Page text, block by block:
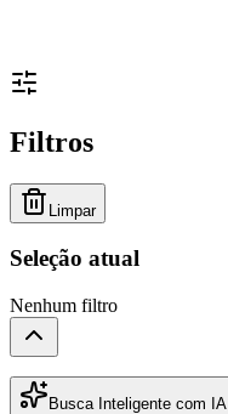
Filtros
Limpar
Seleção atual
Nenhum filtro
Busca Inteligente com IA